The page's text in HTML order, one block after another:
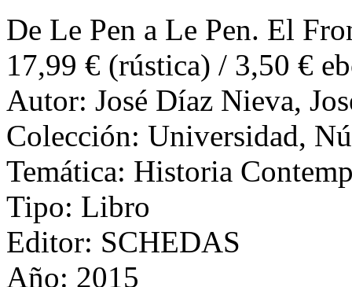
De Le Pen a Le Pen. El
17,99 € (rústica) / 3,50 €
Autor: José Díaz Nieva,
Colección: Universidad,
Temática: Historia
Tipo: Libro
Editor: SCHEDAS
Año: 2015